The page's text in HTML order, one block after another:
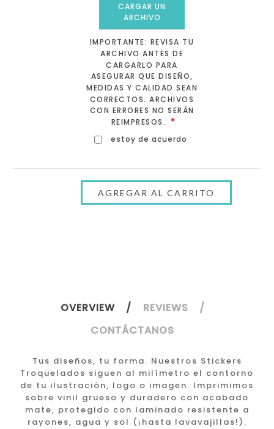
CARGAR UN
ARCHIVO
IMPORTANTE: REVISA TU
ARCHIVO ANTES DE
CARGARLO PARA
ASEGURAR QUE DISEÑO,
MEDIDAS Y CALIDAD SEAN
CORRECTOS. ARCHIVOS
CON ERRORES NO SERÁN
REIMPRESOS.
*
estoy de acuerdo
OVERVIEW
REVIEWS
CONTÁCTANOS
Tus diseños, tu forma. Nuestros Stickers
Troquelados siguen al milímetro el contorno
de tu ilustración, logo o imagen. Imprimimos
sobre vinil grueso y duradero con acabado
mate, protegido con laminado resistente a
rayones, agua y sol (¡hasta lavavajillas!).